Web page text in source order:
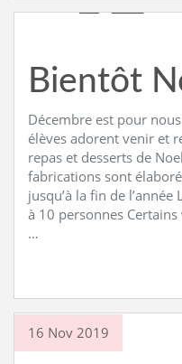
Bientôt
Décembre est pour
élèves adorent venir et
repas et desserts de
fabrications sont
jusqu’à la fin de
à 10 personnes
…
16 Nov 2019